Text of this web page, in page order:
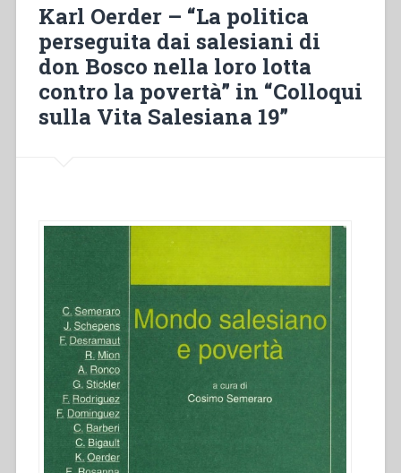
multiculturale”
in
“Colloqui
vita
salesiana,
Karl Oerder – “La politica
perseguita dai salesiani di
don Bosco nella loro lotta
contro la povertà” in “Colloqui
sulla Vita Salesiana 19”